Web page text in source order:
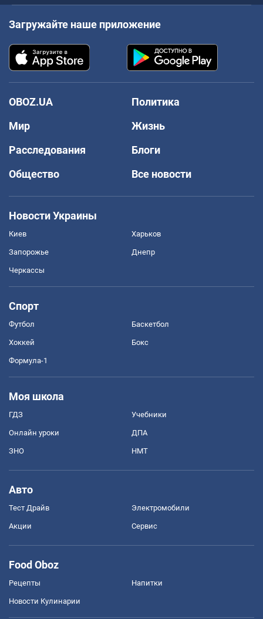
Загружайте наше приложение
OBOZ.UA
Политика
Мир
Жизнь
Расследования
Блоги
Общество
Все новости
Новости Украины
Киев Харьков
Запорожье Днепр
Черкассы
Спорт
Футбол Баскетбол
Хоккей Бокс
Формула-1
Моя школа
ГДЗ Учебники
Онлайн уроки ДПА
ЗНО НМТ
Авто
Тест Драйв Электромобили
Акции Сервис
Food Oboz
Рецепты Напитки
Новости Кулинарии